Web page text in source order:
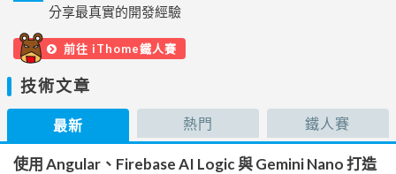
分享最真實的開發經驗
前往 iThome鐵人賽
技術文章
最新 熱門 鐵人賽
使用 Angular、Firebase AI Logic 與 Gemini Nano 打造